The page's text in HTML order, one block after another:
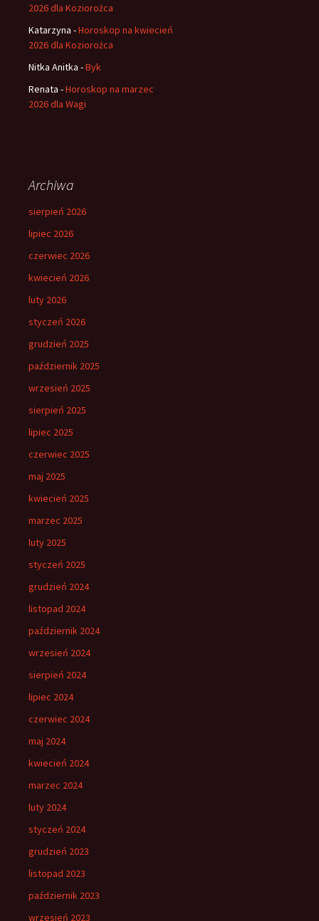
2026 dla Koziorożca
Katarzyna -Horoskop na kwiecień
2026 dla Koziorożca
Nitka Anitka -Byk
Renata -Horoskop na marzec
2026 dla Wagi
Archiwa
sierpień 2026
lipiec 2026
czerwiec 2026
kwiecień 2026
luty 2026
styczeń 2026
grudzień 2025
październik 2025
wrzesień 2025
sierpień 2025
lipiec 2025
czerwiec 2025
maj 2025
kwiecień 2025
marzec 2025
luty 2025
styczeń 2025
grudzień 2024
listopad 2024
październik 2024
wrzesień 2024
sierpień 2024
lipiec 2024
czerwiec 2024
maj 2024
kwiecień 2024
marzec 2024
luty 2024
styczeń 2024
grudzień 2023
listopad 2023
październik 2023
wrzesień 2023